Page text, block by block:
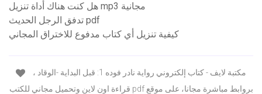
هل كنت هناك أداة تنزيل mp3 مجانية
تدفق الرجل الحديث pdf
كيفية تنزيل أي كتاب مدفوع للاختراق المجاني
قراءة اون لاين وتحميل مجاني للكتب pdf بروابط مباشرة مجانا، على موقع